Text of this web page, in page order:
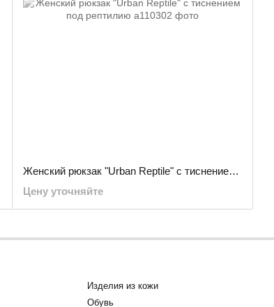
Женский рюкзак "Urban Reptile" с тиснением под рептилию
Цену уточняйте
Изделия из кожи
Обувь